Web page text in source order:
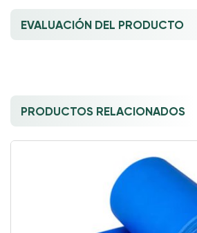
EVALUACIÓN DEL PRODUCTO
PRODUCTOS RELACIONADOS